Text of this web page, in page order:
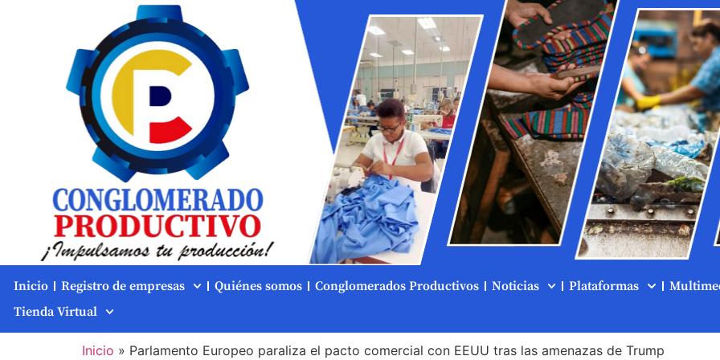
Inicio Registro de empresas Quiénes somos Conglomerados Productivos Noticias Plataformas
Tienda Virtual
Inicio » Parlamento Europeo paraliza el pacto comercial con EEUU tras las amenazas de Trump